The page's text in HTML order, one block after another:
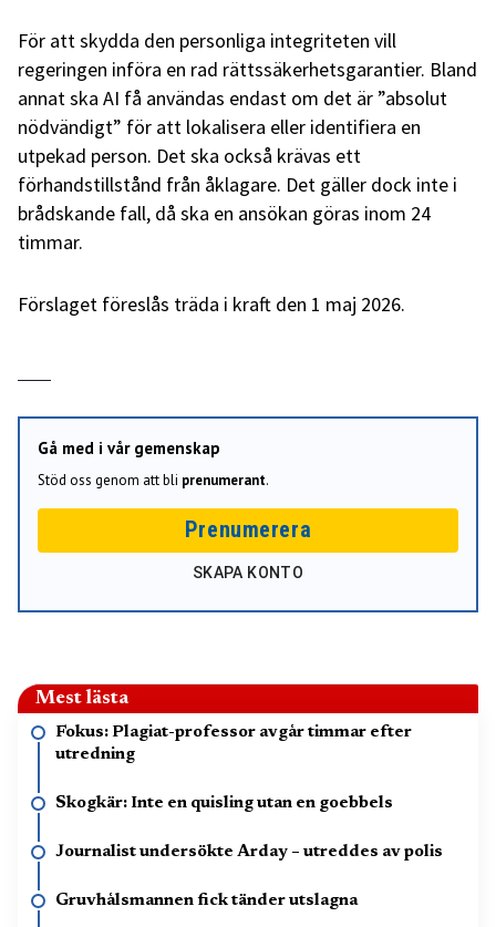
För att skydda den personliga integriteten vill
regeringen införa en rad rättssäkerhetsgarantier. Bland
annat ska AI få användas endast om det är ”absolut
nödvändigt” för att lokalisera eller identifiera en
utpekad person. Det ska också krävas ett
förhandstillstånd från åklagare. Det gäller dock inte i
brådskande fall, då ska en ansökan göras inom 24
timmar.
Förslaget föreslås träda i kraft den 1 maj 2026.
Gå med i vår gemenskap
Stöd oss genom att bli prenumerant.
Prenumerera
SKAPA KONTO
Mest lästa
Fokus: Plagiat-professor avgår timmar efter
utredning
Skogkär: Inte en quisling utan en goebbels
Journalist undersökte Arday – utreddes av polis
Gruvhålsmannen fick tänder utslagna